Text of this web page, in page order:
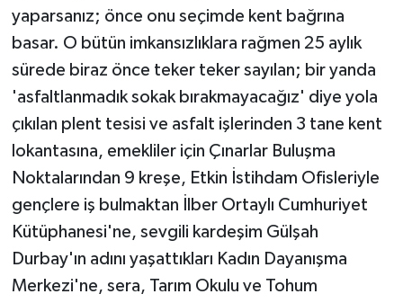
yaparsanız; önce onu seçimde kent bağrına
basar. O bütün imkansızlıklara rağmen 25 aylık
sürede biraz önce teker teker sayılan; bir yanda
'asfaltlanmadık sokak bırakmayacağız' diye yola
çıkılan plent tesisi ve asfalt işlerinden 3 tane kent
lokantasına, emekliler için Çınarlar Buluşma
Noktalarından 9 kreşe, Etkin İstihdam Ofisleriyle
gençlere iş bulmaktan İlber Ortaylı Cumhuriyet
Kütüphanesi'ne, sevgili kardeşim Gülşah
Durbay'ın adını yaşattıkları Kadın Dayanışma
Merkezi'ne, sera, Tarım Okulu ve Tohum